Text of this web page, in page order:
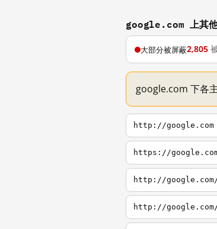
google.com 上其
大部分被屏蔽2,805
google.com 下各
http://google.com
https://
http://
http://